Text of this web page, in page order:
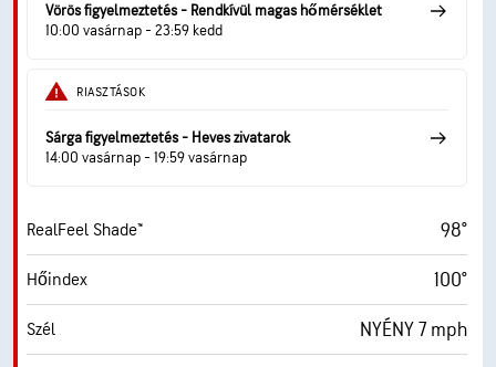
Vörös figyelmeztetés - Rendkívül magas hőmérséklet
10:00 vasárnap - 23:59 kedd
RIASZTÁSOK
Sárga figyelmeztetés - Heves zivatarok
14:00 vasárnap - 19:59 vasárnap
RealFeel Shade™ 98°
Hőindex 100°
Szél NYÉNY 7 mph